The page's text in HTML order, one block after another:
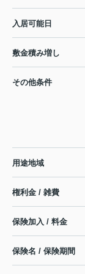
入居可能日
敷金積み増し
その他条件
用途地域
権利金 / 雑費
保険加入 / 料金
保険名 / 保険期間